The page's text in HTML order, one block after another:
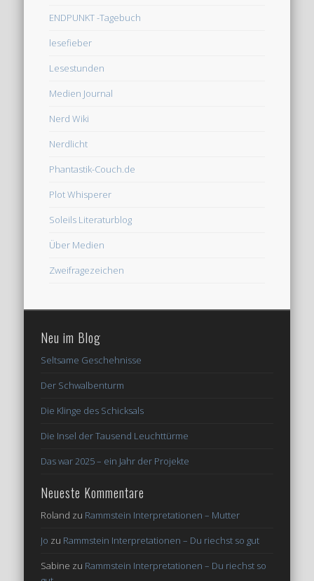
ENDPUNKT -Tagebuch
lesefieber
Lesestunden
Medien Journal
Nerd Wiki
Nerdlicht
Phantastik-Couch.de
Plot Whisperer
Soleils Literaturblog
Über Medien
Zweifragezeichen
Neu im Blog
Seltsame Geschehnisse
Der Schwalbenturm
Die Klinge des Schicksals
Die Insel der Tausend Leuchttürme
Das war 2025 – ein Jahr der Projekte
Neueste Kommentare
Roland zu Rammstein Interpretationen – Mutter
Jo zu Rammstein Interpretationen – Du riechst so gut
Sabine zu Rammstein Interpretationen – Du riechst so